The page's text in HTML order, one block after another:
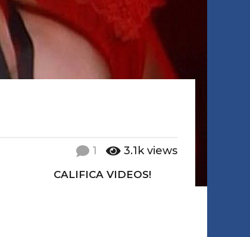
1 3.1k views
CALIFICA VIDEOS!